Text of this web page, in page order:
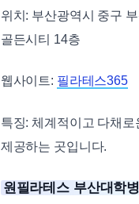
위치: 부산광역시 중구
골든시티 14층
웹사이트: 필라테스365
특징: 체계적이고 다채로
제공하는 곳입니다.
원필라테스 부산대학